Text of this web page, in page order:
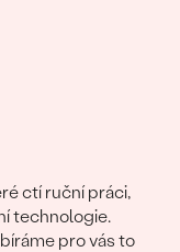
ctí ruční práci,
technologie.
pro vás to